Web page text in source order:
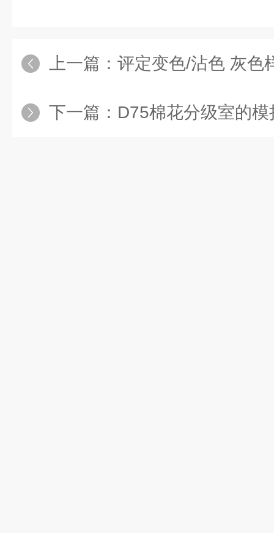
上一篇： 评定变色/沾色 灰色
下一篇： D75棉花分级室的